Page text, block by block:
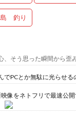
島 釣り
、そう思った瞬間から歪
でPCとか無駄に光らせる
映像をネトフリで最速公